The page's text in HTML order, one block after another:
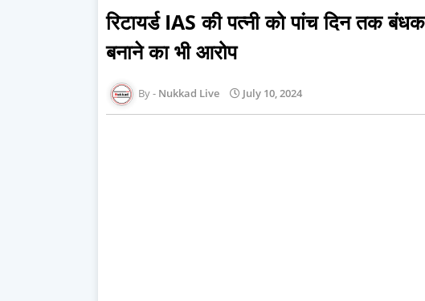
र‍िटायर्ड IAS की पत्नी को पांच द‍िन तक
बनाने का भी आरोप
Nukkad Live July 10, 2024